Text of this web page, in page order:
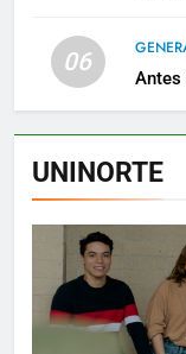
06
Antes
UNINORTE